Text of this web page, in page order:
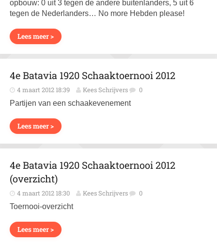
opbouw: 0 uit 3 tegen de andere buitenlanders, 5 uit 6
tegen de Nederlanders… No more Hebden please!
Lees meer >
4e Batavia 1920 Schaaktoernooi 2012
4 maart 2012 18:39 Kees Schrijvers 0
Partijen van een schaakevenement
Lees meer >
4e Batavia 1920 Schaaktoernooi 2012
(overzicht)
4 maart 2012 18:30 Kees Schrijvers 0
Toernooi-overzicht
Lees meer >